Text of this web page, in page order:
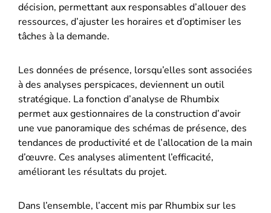
décision, permettant aux responsables d’allouer des
ressources, d’ajuster les horaires et d’optimiser les
tâches à la demande.
Les données de présence, lorsqu’elles sont associées
à des analyses perspicaces, deviennent un outil
stratégique. La fonction d’analyse de Rhumbix
permet aux gestionnaires de la construction d’avoir
une vue panoramique des schémas de présence, des
tendances de productivité et de l’allocation de la main
d’œuvre. Ces analyses alimentent l’efficacité,
améliorant les résultats du projet.
Dans l’ensemble, l’accent mis par Rhumbix sur les